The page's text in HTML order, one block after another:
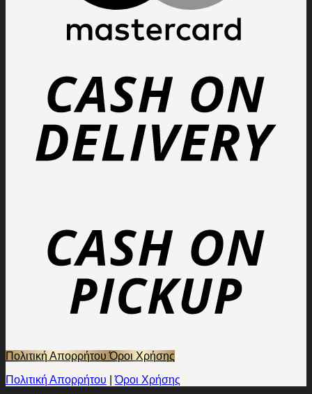
Πολιτική Απορρήτου Όροι Χρήσης
Πολιτική Απορρήτου |Όροι Χρήσης